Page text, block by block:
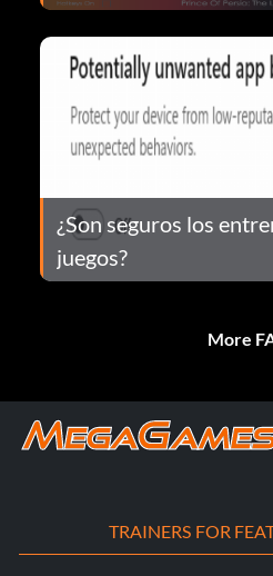
¿Son seguros los
juegos?
More
TRAINERS FOR